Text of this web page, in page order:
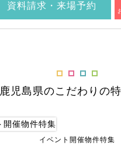
資料請求・来場予約
鹿児島県のこだわりの
イベント開催物件特集